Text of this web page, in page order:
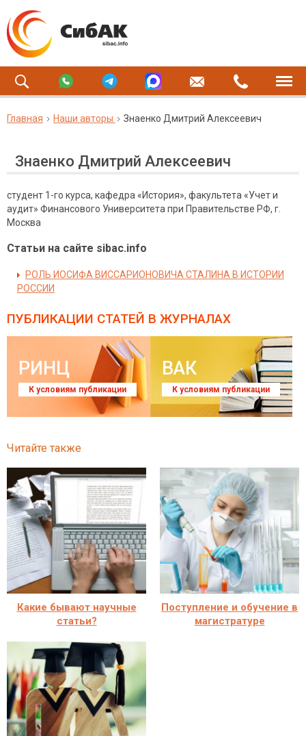
Главная Наши авторы Знаенко Дмитрий Алексеевич
Знаенко Дмитрий Алексеевич
студент 1-го курса, кафедра «История», факультета «Учет и
аудит» Финансового Университета при Правительстве РФ, г.
Москва
Статьи на сайте sibac.info
РОЛЬ ИОСИФА ВИССАРИОНОВИЧА СТАЛИНА В ИСТОРИИ
РОССИИ
ПУБЛИКАЦИИ СТАТЕЙ В ЖУРНАЛАХ
РИНЦ
К условиям публикации
ВАК
К условиям публикации
Читайте также
Какие бывают научные
статьи?
Поступление и обучение в
магистратуре